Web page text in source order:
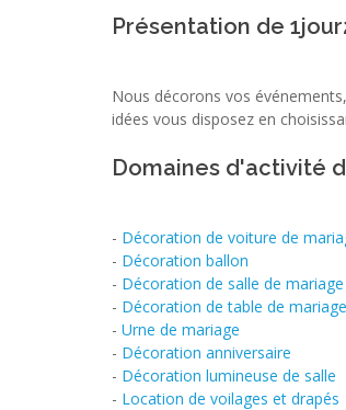
Présentation de
Nous décorons vos
idées vous disposez en
Domaines d'activité
- Décoration de voiture de
- Décoration ballon
- Décoration de salle de mariage
- Décoration de table de mariage
- Urne de mariage
- Décoration anniversaire
- Décoration lumineuse de salle
- Location de voilages et drapés